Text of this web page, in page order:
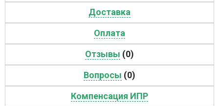
Доставка
Оплата
Отзывы (0)
Вопросы (0)
Компенсация ИПР